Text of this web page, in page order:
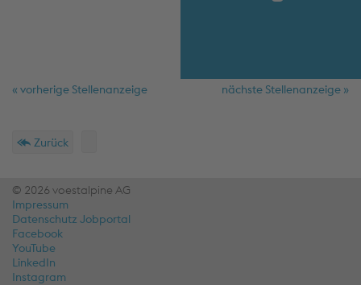
« vorherige Stellenanzeige nächste Stellenanzeige »
Zurück
© 2026 voestalpine AG
Impressum
Datenschutz Jobportal
Facebook
YouTube
LinkedIn
Instagram